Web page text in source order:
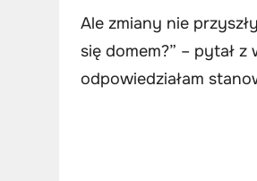
Ale zmiany nie
się domem?” – pytał
odpowiedziałam